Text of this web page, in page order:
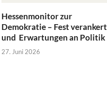
Hessenmonitor zur
Demokratie – Fest verankert
und Erwartungen an Politik
27. Juni 2026